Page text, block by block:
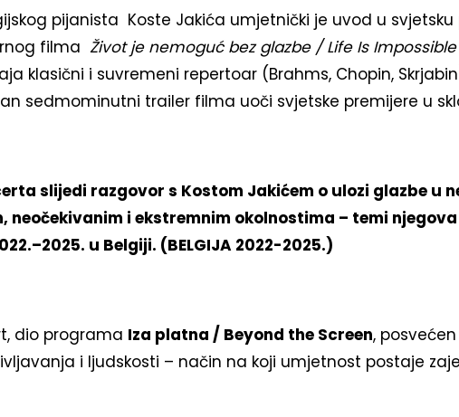
pijanista Koste Jakića umjetnički je uvod u svjetsku
filma Život je nemoguć bez glazbe / Life Is
klasični i suvremeni repertoar (Brahms, Chopin,
sedmominutni trailer filma uoči svjetske premijere u
slijedi razgovor s Kostom Jakićem o ulozi glazbe u
neočekivanim i ekstremnim okolnostima – temi
u Belgiji. (BELGIJA 2022-2025.)
dio programa Iza platna / Beyond the Screen,
i ljudskosti – način na koji umjetnost postaje